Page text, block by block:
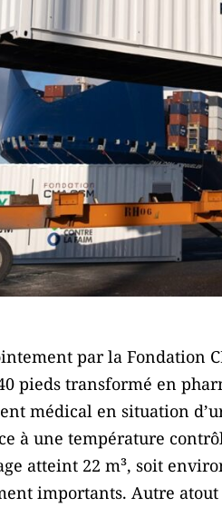
par la Fondation
pieds transformé en
médical en situation
à une température
atteint 22 m³, soit
importants. Autre